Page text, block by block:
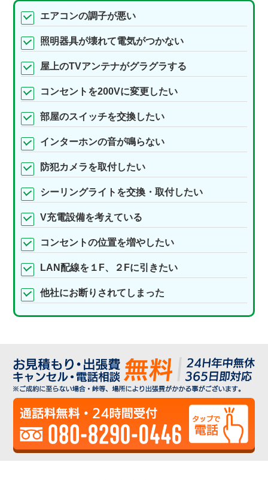
エアコンの調子が悪い
照明器具が壊れて電気がつかない
屋上のTVアンテナがグラグラする
コンセントを200Vに変更したい
部屋のスイッチを交換したい
インターホンの音が鳴らない
防犯カメラを取付したい
シーリングライトを交換・取付したい
V充電設備を考えている
コンセントの位置を増やしたい
LAN配線を１F、２Fに引きたい
他社にお断りされてしまった